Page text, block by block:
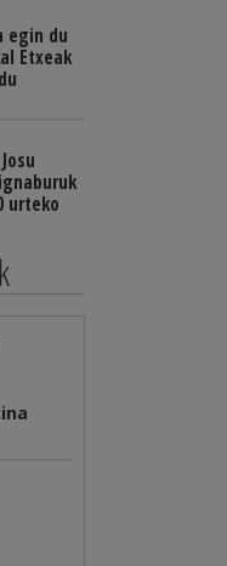
egin du
Etxeak
urteko